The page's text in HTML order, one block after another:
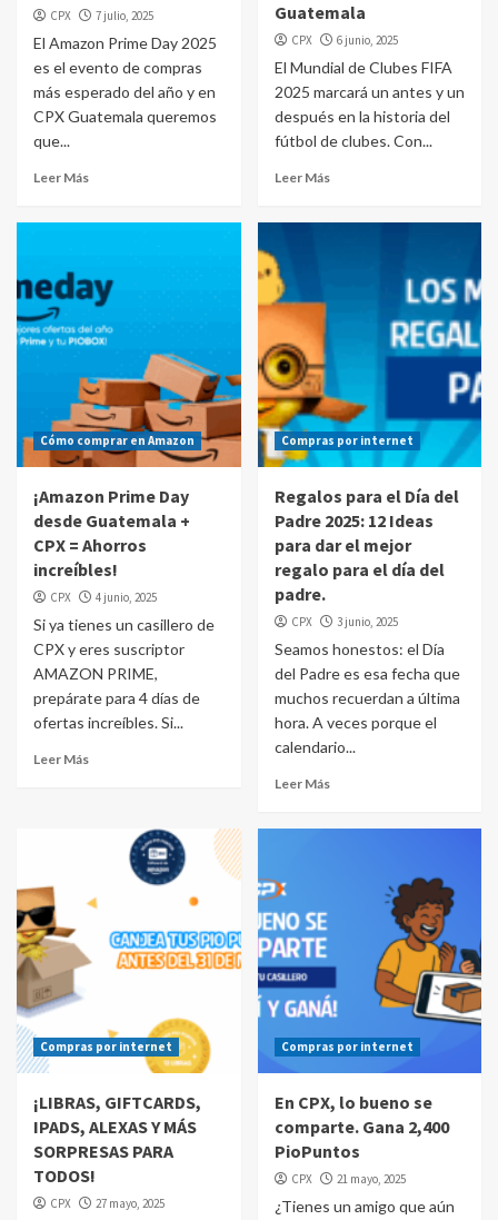
CPX 7 julio, 2025
El Amazon Prime Day 2025
es el evento de compras
más esperado del año y en
CPX Guatemala queremos
que...
Leer Más
Guatemala
CPX 6 junio, 2025
El Mundial de Clubes FIFA
2025 marcará un antes y un
después en la historia del
fútbol de clubes. Con...
Leer Más
Cómo comprar en Amazon
¡Amazon Prime Day
desde Guatemala +
CPX = Ahorros
increíbles!
CPX 4 junio, 2025
Si ya tienes un casillero de
CPX y eres suscriptor
AMAZON PRIME,
prepárate para 4 días de
ofertas increíbles. Si...
Leer Más
Compras por internet
Regalos para el Día del
Padre 2025: 12 Ideas
para dar el mejor
regalo para el día del
padre.
CPX 3 junio, 2025
Seamos honestos: el Día
del Padre es esa fecha que
muchos recuerdan a última
hora. A veces porque el
calendario...
Leer Más
Compras por internet
¡LIBRAS, GIFTCARDS,
IPADS, ALEXAS Y MÁS
SORPRESAS PARA
TODOS!
CPX 27 mayo, 2025
Compras por internet
En CPX, lo bueno se
comparte. Gana 2,400
PioPuntos
CPX 21 mayo, 2025
¿Tienes un amigo que aún